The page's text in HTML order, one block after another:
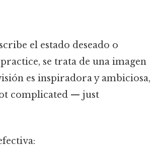
el estado deseado o
se trata de una imagen
es inspiradora y ambiciosa,
complicated — just